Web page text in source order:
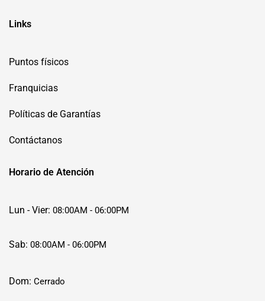
Links
Puntos físicos
Franquicias
Políticas de Garantías
Contáctanos
Horario de Atención
Lun - Vier: 08:00AM - 06:00PM
Sab: 08:00AM - 06:00PM
Dom: Cerrado